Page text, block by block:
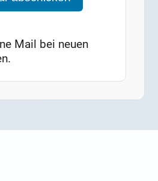
Mail bei neuen